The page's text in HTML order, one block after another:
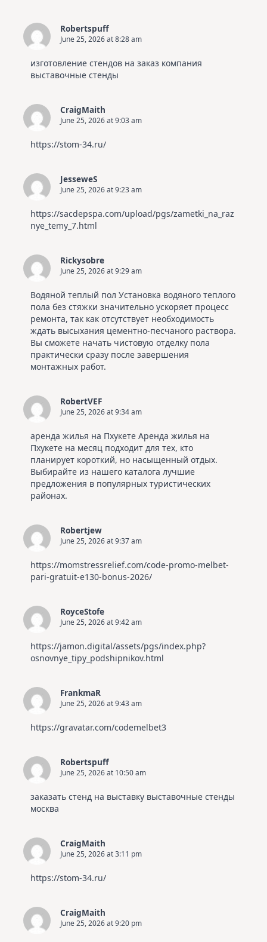
Robertspuff
June 25, 2026 at 8:28 am
изготовление стендов на заказкомпания
выставочные стенды
CraigMaith
June 25, 2026 at 9:03 am
https://stom-34.ru/
JesseweS
June 25, 2026 at 9:23 am
https://sacdepspa.com/upload/pgs/zametki_na_raz
nye_temy_7.html
Rickysobre
June 25, 2026 at 9:29 am
Водяной теплый пол Установка водяного теплого
пола без стяжки значительно ускоряет процесс
ремонта, так как отсутствует необходимость
ждать высыхания цементно-песчаного раствора.
Вы сможете начать чистовую отделку пола
практически сразу после завершения
монтажных работ.
RobertVEF
June 25, 2026 at 9:34 am
аренда жилья на ПхукетеАренда жилья на
Пхукете на месяц подходит для тех, кто
планирует короткий, но насыщенный отдых.
Выбирайте из нашего каталога лучшие
предложения в популярных туристических
районах.
Robertjew
June 25, 2026 at 9:37 am
https://momstressrelief.com/code-promo-melbet-
pari-gratuit-e130-bonus-2026/
RoyceStofe
June 25, 2026 at 9:42 am
https://jamon.digital/assets/pgs/index.php?
osnovnye_tipy_podshipnikov.html
FrankmaR
June 25, 2026 at 9:43 am
https://gravatar.com/codemelbet3
Robertspuff
June 25, 2026 at 10:50 am
заказать стенд на выставкувыставочные стенды
москва
CraigMaith
June 25, 2026 at 3:11 pm
https://stom-34.ru/
CraigMaith
June 25, 2026 at 9:20 pm